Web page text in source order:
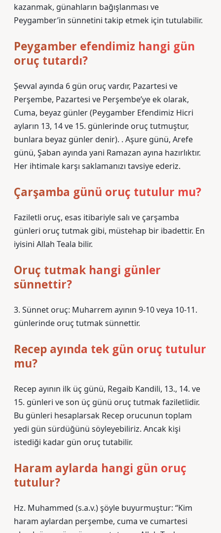
kazanmak, günahların bağışlanması ve
Peygamber’in sünnetini takip etmek için tutulabilir.
Peygamber efendimiz hangi gün
oruç tutardı?
Şevval ayında 6 gün oruç vardır, Pazartesi ve
Perşembe, Pazartesi ve Perşembe’ye ek olarak,
Cuma, beyaz günler (Peygamber Efendimiz Hicri
ayların 13, 14 ve 15. günlerinde oruç tutmuştur,
bunlara beyaz günler denir). . Aşure günü, Arefe
günü, Şaban ayında yani Ramazan ayına hazırlıktır.
Her ihtimale karşı saklamanızı tavsiye ederiz.
Çarşamba günü oruç tutulur mu?
Faziletli oruç, esas itibariyle salı ve çarşamba
günleri oruç tutmak gibi, müstehap bir ibadettir. En
iyisini Allah Teala bilir.
Oruç tutmak hangi günler
sünnettir?
3. Sünnet oruç: Muharrem ayının 9-10 veya 10-11.
günlerinde oruç tutmak sünnettir.
Recep ayında tek gün oruç tutulur
mu?
Recep ayının ilk üç günü, Regaib Kandili, 13., 14. ve
15. günleri ve son üç günü oruç tutmak faziletlidir.
Bu günleri hesaplarsak Recep orucunun toplam
yedi gün sürdüğünü söyleyebiliriz. Ancak kişi
istediği kadar gün oruç tutabilir.
Haram aylarda hangi gün oruç
tutulur?
Hz. Muhammed (s.a.v.) şöyle buyurmuştur: “Kim
haram aylardan perşembe, cuma ve cumartesi